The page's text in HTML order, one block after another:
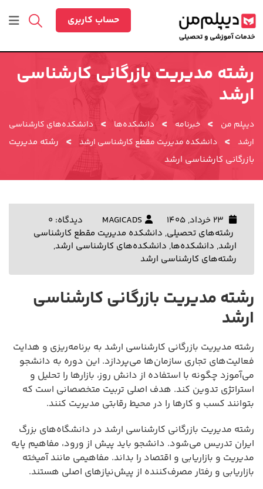
به
محتوا
حساب کاربری
رشته مدیریت بازرگانی کارشناسی
ارشد
دیپلم من > خبرنامه > دانشکده‌ها > دانشکده‌های کارشناسی
ارشد > دانشکده مدیریت مقطع کارشناسی ارشد >
رشته مدیریت
بازرگانی کارشناسی ارشد
MAGICADS
دیدگاه: 0
رشته‌های تحصیلی, دانشکده مدیریت مقطع کارشناسی
ارشد, دانشکده‌ها, دانشکده‌های کارشناسی ارشد,
رشته‌های کارشناسی ارشد
رشته مدیریت بازرگانی کارشناسی
ارشد
رشته مدیریت بازرگانی کارشناسی ارشد به برنامه‌ریزی و هدایت
فعالیت‌های تجاری سازمان‌ها می‌پردازد. این دوره به دانشجو
می‌آموزد چگونه با استفاده از دانش روز، بازارها را تحلیل و
استراتژی تدوین کند. هدف اصلی تربیت متخصصانی است که
بتوانند کسب و کارها را در محیط رقابتی مدیریت کنند.
رشته مدیریت بازرگانی کارشناسی ارشد در دانشگاه‌های بزرگ
ایران تدریس می‌شود. دانشجو باید پیش از ورود، مفاهیم پایه
مدیریت و بازاریابی و اقتصاد را بداند. مفاهیمی مانند آمیخته
بازاریابی و رفتار مصرف‌کننده از پیش‌نیازهای اصلی هستند.